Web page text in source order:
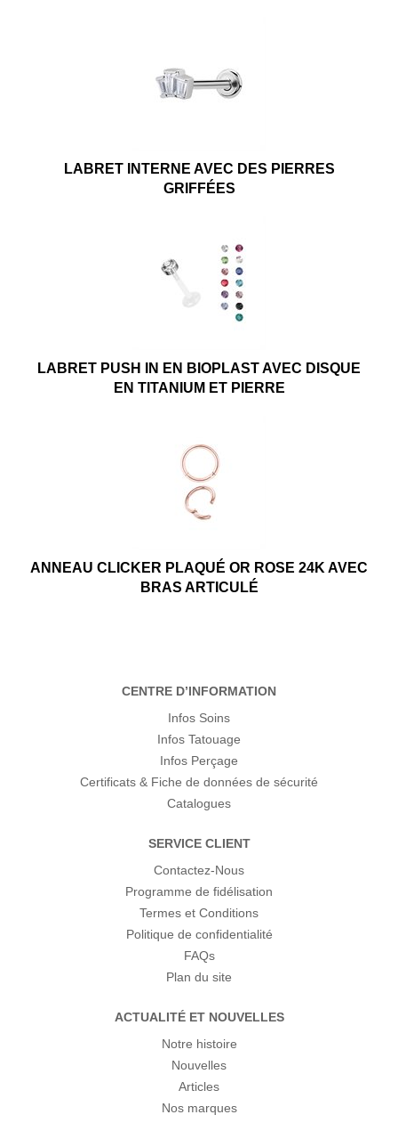
LABRET INTERNE AVEC DES PIERRES
GRIFFÉES
LABRET PUSH IN EN BIOPLAST AVEC DISQUE
EN TITANIUM ET PIERRE
ANNEAU CLICKER PLAQUÉ OR ROSE 24K AVEC
BRAS ARTICULÉ
CENTRE D’INFORMATION
Infos Soins
Infos Tatouage
Infos Perçage
Certificats & Fiche de données de sécurité
Catalogues
SERVICE CLIENT
Contactez-Nous
Programme de fidélisation
Termes et Conditions
Politique de confidentialité
FAQs
Plan du site
ACTUALITÉ ET NOUVELLES
Notre histoire
Nouvelles
Articles
Nos marques